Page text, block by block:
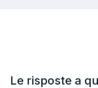
Le risposte a